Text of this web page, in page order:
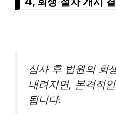
심사 후 법원의 회
내려지면, 본격적
됩니다.